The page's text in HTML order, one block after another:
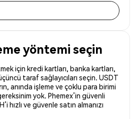
yöntemi seçin
için kredi kartları, banka kartları,
taraf sağlayıcıları seçin. USDT
anında işleme ve çoklu para birimi
yok. Phemex’in güvenli
hızlı ve güvenle satın almanızı